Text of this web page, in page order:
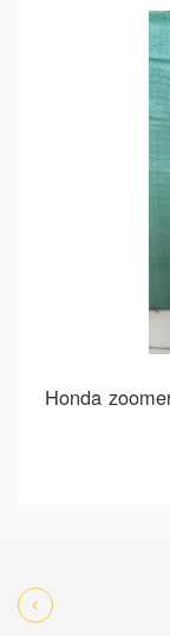
Dây curoa